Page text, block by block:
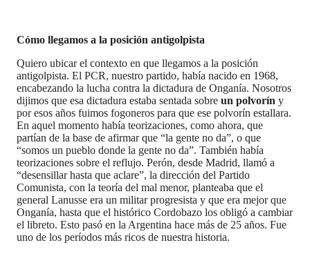
Cómo llegamos a la posición antigolpista
Quiero ubicar el contexto en que llegamos a la posición
antigolpista. El PCR, nuestro partido, había nacido en 1968,
encabezando la lucha contra la dictadura de Onganía. Nosotros
dijimos que esa dictadura estaba sentada sobre un polvorín y
por esos años fuimos fogoneros para que ese polvorín estallara.
En aquel momento había teorizaciones, como ahora, que
partían de la base de afirmar que “la gente no da”, o que
“somos un pueblo donde la gente no da”. También había
teorizaciones sobre el reflujo. Perón, desde Madrid, llamó a
“desensillar hasta que aclare”, la dirección del Partido
Comunista, con la teoría del mal menor, planteaba que el
general Lanusse era un militar progresista y que era mejor que
Onganía, hasta que el histórico Cordobazo los obligó a cambiar
el libreto. Esto pasó en la Argentina hace más de 25 años. Fue
uno de los períodos más ricos de nuestra historia.